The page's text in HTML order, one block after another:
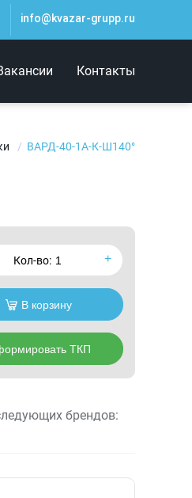
info@kvazar-grupp.ru
Контакты
ВАРД-40-1А-К-Ш140°
Кол-во:
В корзину
ТКП
брендов: